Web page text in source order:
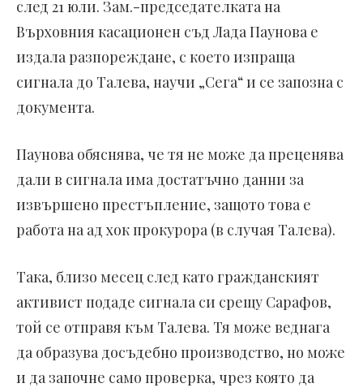
след 21 юли. Зам.-председателката на
Върховния касационен съд Лада Паунова е
издала разпореждане, с което изпраща
сигнала до Талева, научи „Сега“ и се запозна с
документа.
Паунова обяснява, че тя не може да преценява
дали в сигнала има достатъчно данни за
извършено престъпление, защото това е
работа на ад хок прокурора (в случая Талева).
Така, близо месец след като гражданският
активист подаде сигнала си срещу Сарафов,
той се отправя към Талева. Тя може веднага
да образува досъдебно производство, но може
и да започне само проверка, чрез която да